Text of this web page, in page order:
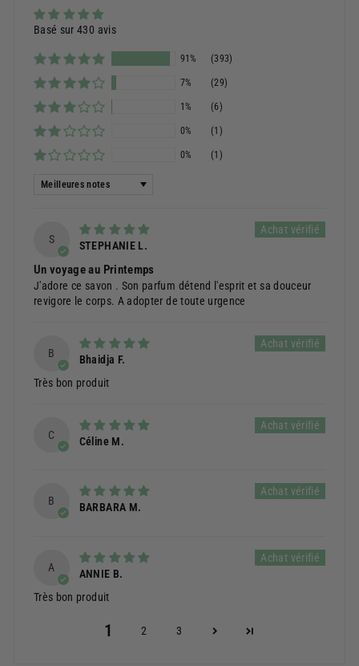
Basé sur 430 avis
91% (393)
7% (29)
1% (6)
0% (1)
0% (1)
Sort by
S
STEPHANIE L.
Un voyage au Printemps
J'adore ce savon . Son parfum détend l'esprit et sa douceur
revigore le corps. A adopter de toute urgence
B
Bhaidja F.
Très bon produit
C
Céline M.
B
BARBARA M.
A
ANNIE B.
Très bon produit
1 2 3